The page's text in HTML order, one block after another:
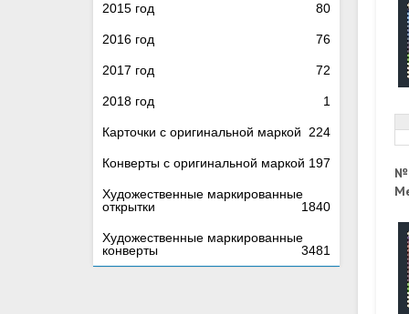
2015 год 80
2016 год 76
2017 год 72
2018 год 1
Карточки с оригинальной маркой 224
Конверты с оригинальной маркой 197
Художественные маркированные
открытки
1840
Художественные маркированные
конверты
3481
№